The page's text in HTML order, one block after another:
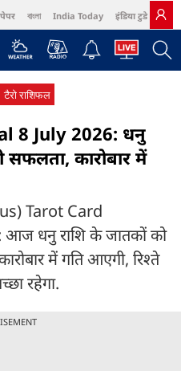
বাংলা India Today इंडिया टुडे हिंदी
Harper's Bazaar Northeast
टैरो राशिफल
8 July 2026: धनु
सफलता, कारोबार में
Tarot Card
धनु राशि के जातकों को
में गति आएगी, रिश्ते
रहेगा.